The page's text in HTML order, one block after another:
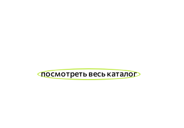
посмотреть весь каталог